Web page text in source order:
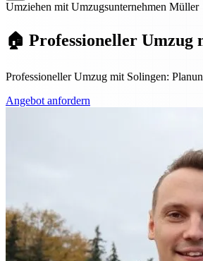
Umziehen mit Umzugsunternehmen Müller
🏠 Professioneller
Professioneller Umzug mit Solingen:
Angebot anfordern